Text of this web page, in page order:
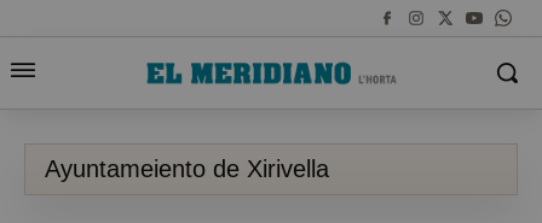
Ayuntameiento de Xirivella